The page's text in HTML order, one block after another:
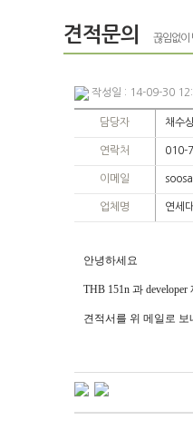
견적문의 끊임없이
작성일 : 14-09-30
담당자 채수
연락처 010-
이메일
업체명 연세
안녕하세요
THB 151n 과
견적서를 위 메일로